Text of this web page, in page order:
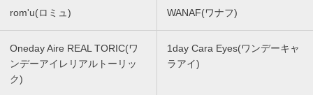
rom'u(ロミュ) WANAF(ワナフ)
Oneday Aire REAL TORIC(ワ
ンデーアイレリアルトーリッ
ク)
1day Cara Eyes(ワンデーキャ
ラアイ)